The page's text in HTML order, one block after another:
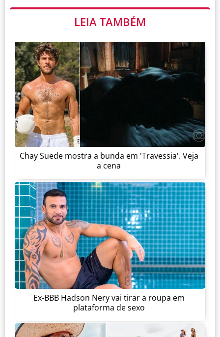
LEIA TAMBÉM
Chay Suede mostra a bunda em 'Travessia'. Veja
a cena
Ex-BBB Hadson Nery vai tirar a roupa em
plataforma de sexo